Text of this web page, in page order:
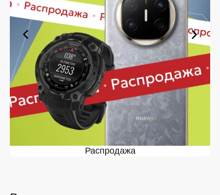
Ассортимент Яндекс Станция
Лайт в магазине iSpace в Курске
На нашей торговой платформе представлен широкий
выбор продукции. Среди ассортимента, как новинки
рынка, так и проверенные временем модели. Каждый
продукт в каталоге соответствует стандартам
качества. Вы можете выбрать и заказать Яндекс
Станция Лайт в Курске в удобной конфигурации и с
доступной ценой.
Мы постоянно обновляем ассортимент, отслеживаем
наличие, поддерживаем актуальность информации,
касающейся цен и наличия. Благодаря этому клиенты
получают лучшие предложения и экономят своё
время. Преимущества покупки у нас:
Распродажа